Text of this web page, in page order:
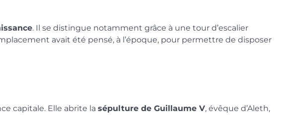
. Il se distingue notamment grâce à une tour d’escalier
avait été pensé, à l’époque, pour permettre de disposer
capitale. Elle abrite la sépulture de Guillaume V, évêque d’Aleth,